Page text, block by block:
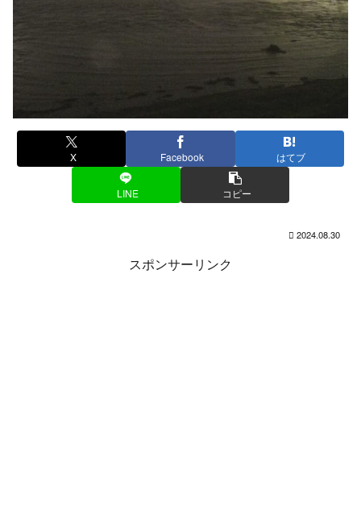
X Facebook はてブ
LINE コピー
2024.08.30
スポンサーリンク